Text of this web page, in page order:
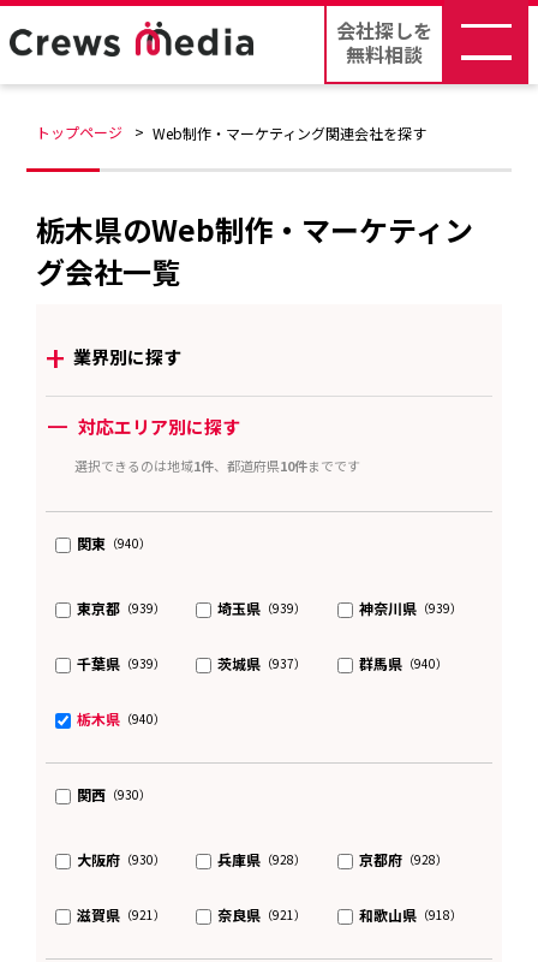
会社探しを
無料相談
トップページ Web制作・マーケティング関連会社を探す
栃木県のWeb制作・マーケティン
グ会社一覧
+ 業界別に探す
ー 対応エリア別に探す
選択できるのは地域1件、都道府県10件までです
関東（940）
東京都（939） 埼玉県 （939） 神奈川県 （939）
千葉県（939） 茨城県 （937） 群馬県 （940）
栃木県（940）
関西（930）
大阪府（930） 兵庫県 （928） 京都府 （928）
滋賀県（921） 奈良県 （921） 和歌山県 （918）